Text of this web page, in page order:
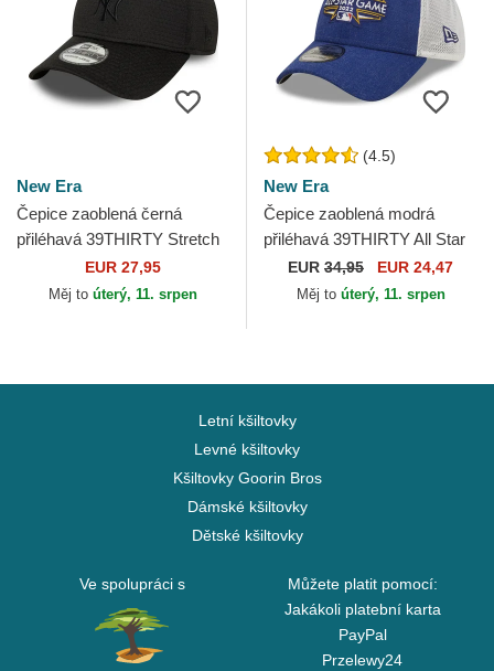
New Era
Čepice zaoblená černá
přiléhavá 39THIRTY Stretch
Mesh New York Yankees
MLB New Era
EUR 27,95
Měj to úterý, 11. srpen
(4.5)
New Era
Čepice zaoblená modrá
přiléhavá 39THIRTY All Star
Game Los Angeles Dodgers
MLB New Era
EUR 34,95 EUR 24,47
Měj to úterý, 11. srpen
Letní kšiltovky
Levné kšiltovky
Kšiltovky Goorin Bros
Dámské kšiltovky
Dětské kšiltovky
Ve spolupráci s
Můžete platit pomocí:
Jakákoli platební karta
PayPal
Przelewy24